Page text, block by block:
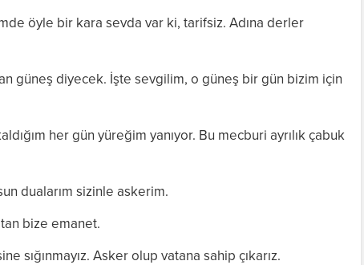
öyle bir kara sevda var ki, tarifsiz. Adına derler
güneş diyecek. İşte sevgilim, o güneş bir gün bizim için
her gün yüreğim yanıyor. Bu mecburi ayrılık çabuk
dualarım sizinle askerim.
bize emanet.
sığınmayız. Asker olup vatana sahip çıkarız.